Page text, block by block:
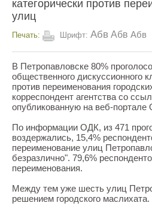
категорически против
улиц
Печать: Шрифт: Абв Абв Абв
В Петропавловске 80%
общественного дискуссионного
против переименования
корреспондент агентства со
опубликованную на веб-портале
По информации ОДК, из 471
воздержались, 15,4%
переименование улиц
безразлично". 79,6%
переименования.
Между тем уже шесть улиц
решением городского маслихата.